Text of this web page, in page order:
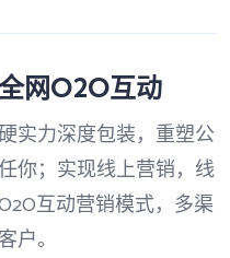
网O2O互动
实力深度包装，重塑公
你；实现线上营销，线
互动营销模式，多渠
户。